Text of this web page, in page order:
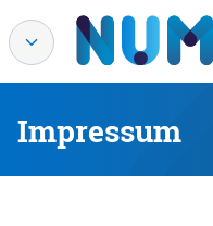
Impressum